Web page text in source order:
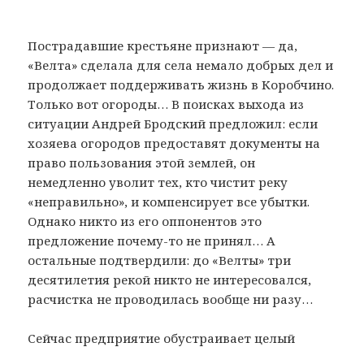
Пострадавшие крестьяне признают — да,
«Велта» сделала для села немало добрых дел и
продолжает поддерживать жизнь в Коробчино.
Только вот огороды… В поисках выхода из
ситуации Андрей Бродский предложил: если
хозяева огородов предоставят документы на
право пользования этой землей, он
немедленно уволит тех, кто чистит реку
«неправильно», и компенсирует все убытки.
Однако никто из его оппонентов это
предложение почему-то не принял… А
остальные подтвердили: до «Велты» три
десятилетия рекой никто не интересовался,
расчистка не проводилась вообще ни разу…
Сейчас предприятие обустраивает целый